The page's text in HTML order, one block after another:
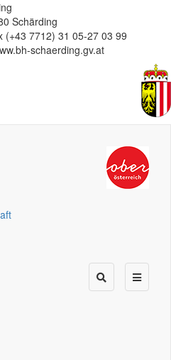
Schärding
(+43 7712) 31 05-27 03 99
schaerding.gv.at